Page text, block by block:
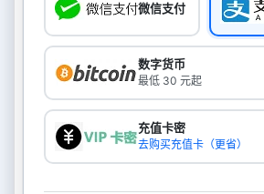
微信支付
数字货币
最低 30 元起
充值卡密
去购买充值卡（更省）